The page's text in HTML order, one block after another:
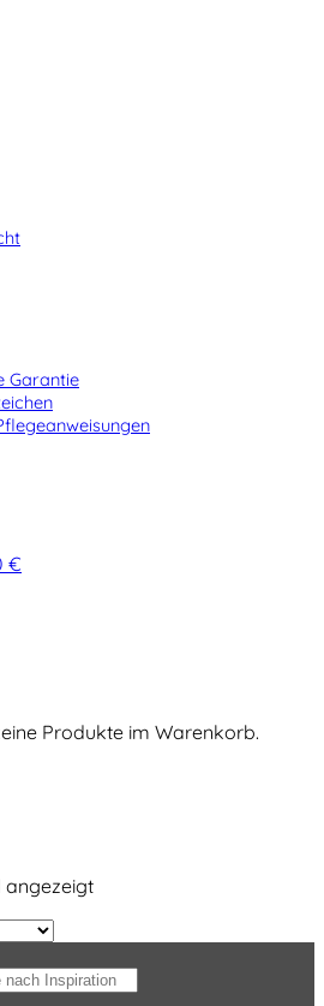
Garantie
€
Produkte im Warenkorb.
angezeigt